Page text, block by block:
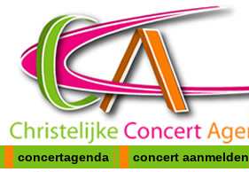
concertagenda concert aanmelden